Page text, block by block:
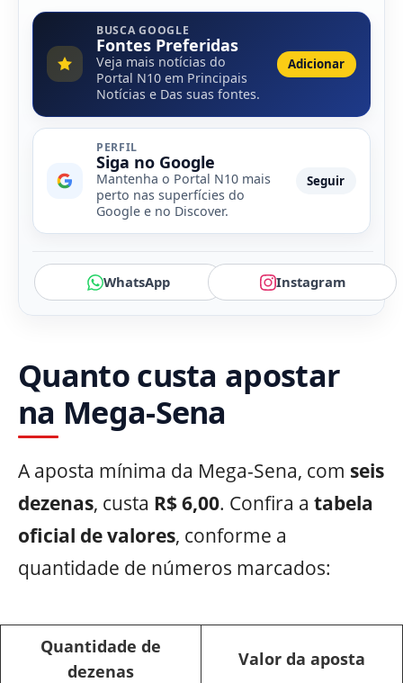
BUSCA GOOGLE
Fontes Preferidas
Veja mais notícias do
Portal N10 em Principais
Notícias e Das suas fontes.
Adicionar
PERFIL
Siga no Google
Mantenha o Portal N10 mais
perto nas superfícies do
Google e no Discover.
Seguir
WhatsApp Instagram
Quanto custa apostar
na Mega-Sena
A aposta mínima da Mega-Sena, com seis
dezenas, custa R$ 6,00. Confira a tabela
oficial de valores, conforme a
quantidade de números marcados:
Quantidade de
dezenas
Valor da aposta